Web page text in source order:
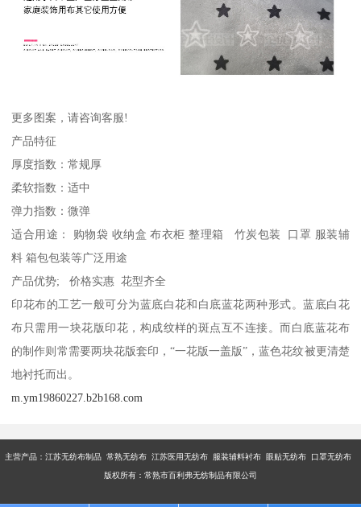
更多图案，请咨询客服!
产品特征
厚度指数：常规厚
柔软指数：适中
弹力指数：微弹
适合用途： 购物袋 收纳盒 布衣柜 整理箱 竹炭包装 口罩 服装辅
料 箱包包装等广泛用途
产品优势; 价格实惠 花型齐全
印花布的工艺一般可分为蓝底白花和白底蓝花两种形式。蓝底白花
布只需用一块花版印花，构成纹样的斑点互不连接。而白底蓝花布
的制作则常需要两块花版套印，“一花版一盖版”，蓝色花纹被更清楚
地衬托而出。
m.ym19860227.b2b168.com
主营产品：江苏无纺布制品 常熟无纺布 江苏医用无纺布 服装辅料衬布 眼贴无纺布 口罩无纺布
版权所有：常熟市百利弗无纺制品有限公司